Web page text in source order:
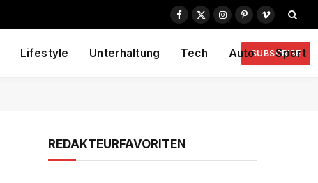
Facebook
X
Instagram
PinterestVimeo
Lifestyle Unterhaltung Tech Auto Sport
SUBSCRIBE
REDAKTEURFAVORITEN